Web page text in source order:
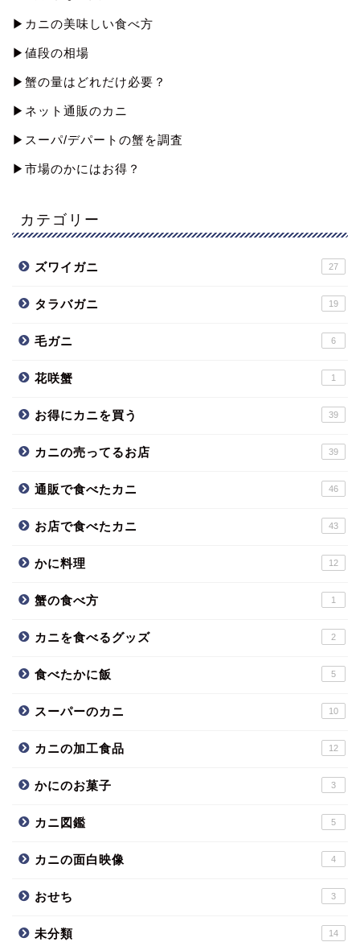
▶︎カニの美味しい食べ方
▶︎値段の相場
▶︎蟹の量はどれだけ必要？
▶︎ネット通販のカニ
▶︎スーパ/デパートの蟹を調査
▶︎市場のかにはお得？
カテゴリー
ズワイガニ 27
タラバガニ 19
毛ガニ 6
花咲蟹 1
お得にカニを買う 39
カニの売ってるお店 39
通販で食べたカニ 46
お店で食べたカニ 43
かに料理 12
蟹の食べ方 1
カニを食べるグッズ 2
食べたかに飯 5
スーパーのカニ 10
カニの加工食品 12
かにのお菓子 3
カニ図鑑 5
カニの面白映像 4
おせち 3
未分類 14